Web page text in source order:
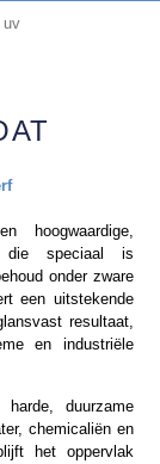
uv
die speciaal is
onder zware
een uitstekende
resultaat,
en industriële
duurzame
chemicaliën en
het oppervlak